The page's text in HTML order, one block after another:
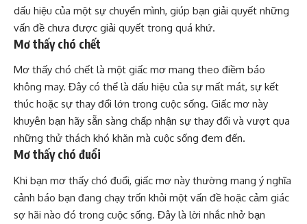
dấu hiệu của một sự chuyển mình, giúp bạn giải quyết những
vấn đề chưa được giải quyết trong quá khứ.
Mơ thấy chó chết
Mơ thấy chó chết là một giấc mơ mang theo điềm báo
không may. Đây có thể là dấu hiệu của sự mất mát, sự kết
thúc hoặc sự thay đổi lớn trong cuộc sống. Giấc mơ này
khuyên bạn hãy sẵn sàng chấp nhận sự thay đổi và vượt qua
những thử thách khó khăn mà cuộc sống đem đến.
Mơ thấy chó đuổi
Khi bạn mơ thấy chó đuổi, giấc mơ này thường mang ý nghĩa
cảnh báo bạn đang chạy trốn khỏi một vấn đề hoặc cảm giác
sợ hãi nào đó trong cuộc sống. Đây là lời nhắc nhở bạn